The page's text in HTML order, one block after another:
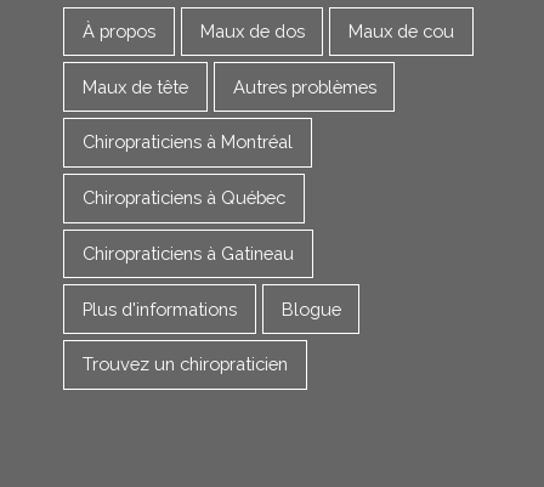
À propos Maux de dos Maux de cou
Maux de tête Autres problèmes
Chiropraticiens à Montréal
Chiropraticiens à Québec
Chiropraticiens à Gatineau
Plus d'informations Blogue
Trouvez un chiropraticien